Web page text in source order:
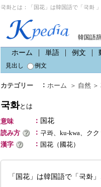
국화とは：「国花」は韓国語で「국화 」
韓国語
ホーム 単語 例文
見出し
例文
カテゴリー ： ホーム ＞ 自然 ＞
국화とは
意味
： 国花
読み方
： 구콰、ku-kwa、クク
漢字
： 国花（國花）
「国花」は韓国語で「국화」